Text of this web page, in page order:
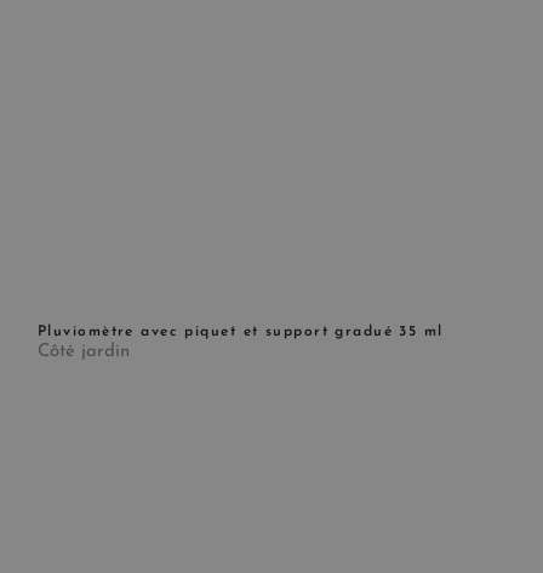
Pluviomètre avec piquet et support gradué 35 ml
Côté jardin